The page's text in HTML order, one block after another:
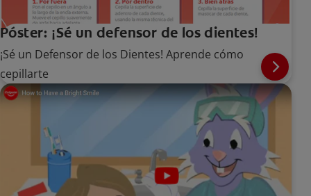
Póster: ¡Sé un defensor de los dientes!
¡Sé un Defensor de los Dientes! Aprende cómo
cepillarte